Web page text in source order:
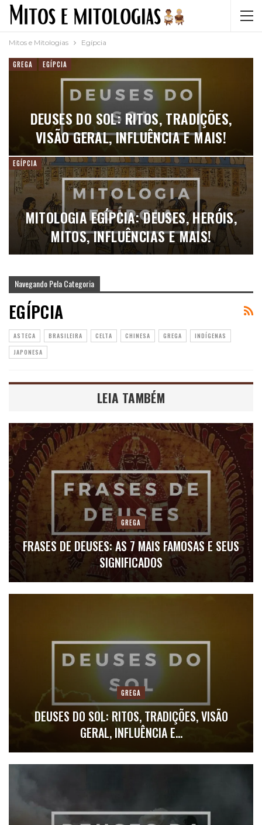
Mitos e Mitologias Egípcia
GREGA EGÍPCIA
DEUSES DO SOL: RITOS, TRADIÇÕES,
VISÃO GERAL, INFLUÊNCIA E MAIS!
EGÍPCIA
MITOLOGIA EGÍPCIA: DEUSES, HERÓIS,
MITOS, INFLUÊNCIAS E MAIS!
Navegando Pela Categoria
EGÍPCIA
ASTECA BRASILEIRA CELTA CHINESA GREGA
INDÍGENAS
JAPONESA
LEIA TAMBÉM
GREGA
FRASES DE DEUSES: AS 7 MAIS FAMOSAS E SEUS
SIGNIFICADOS
GREGA
DEUSES DO SOL: RITOS, TRADIÇÕES, VISÃO
GERAL, INFLUÊNCIA E…